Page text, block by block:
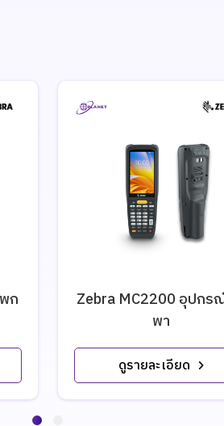
ก
ดูรายละเอียด
Zebra MC2200 อุปก
พา